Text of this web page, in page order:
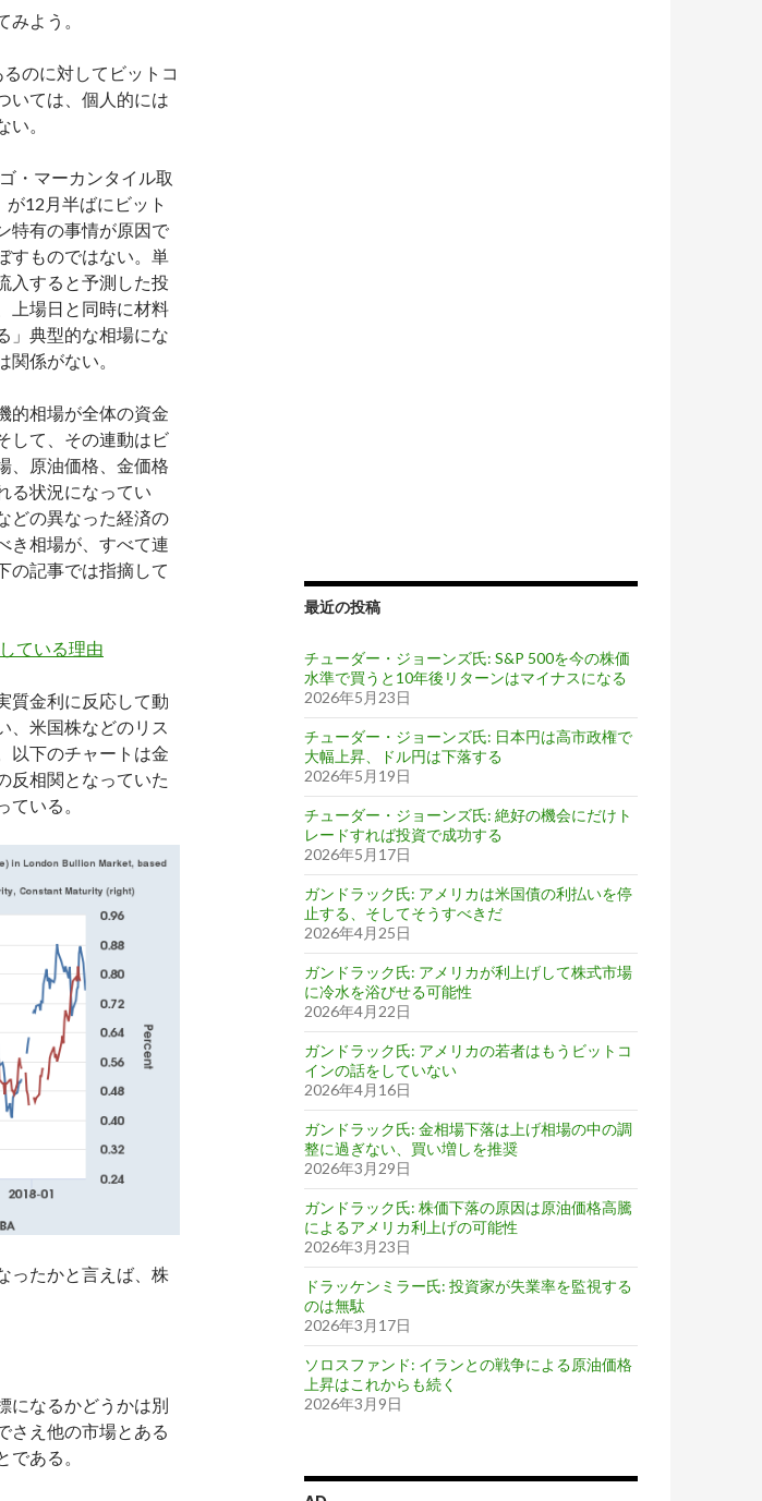
よう。
のに対してビットコ
いては、個人的には
。
・マーカンタイル取
12月半ばにビット
特有の事情が原因で
すものではない。単
入すると予測した投
上場日と同時に材料
」典型的な相場にな
係がない。
的相場が全体の資金
して、その連動はビ
、原油価格、金価格
る状況になってい
どの異なった経済の
き相場が、すべて連
の記事では指摘して
ている理由
質金利に反応して動
、米国株などのリス
以下のチャートは金
反相関となっていた
いる。
ったかと言えば、株
になるかどうかは別
さえ他の市場とある
ある。
最近の投稿
チューダー・ジョーンズ氏: S&P 500を今の株価
水準で買うと10年後リターンはマイナスになる
2026年5月23日
チューダー・ジョーンズ氏: 日本円は高市政権で
大幅上昇、ドル円は下落する
2026年5月19日
チューダー・ジョーンズ氏: 絶好の機会にだけト
レードすれば投資で成功する
2026年5月17日
ガンドラック氏: アメリカは米国債の利払いを停
止する、そしてそうすべきだ
2026年4月25日
ガンドラック氏: アメリカが利上げして株式市場
に冷水を浴びせる可能性
2026年4月22日
ガンドラック氏: アメリカの若者はもうビットコ
インの話をしていない
2026年4月16日
ガンドラック氏: 金相場下落は上げ相場の中の調
整に過ぎない、買い増しを推奨
2026年3月29日
ガンドラック氏: 株価下落の原因は原油価格高騰
によるアメリカ利上げの可能性
2026年3月23日
ドラッケンミラー氏: 投資家が失業率を監視する
のは無駄
2026年3月17日
ソロスファンド: イランとの戦争による原油価格
上昇はこれからも続く
2026年3月9日